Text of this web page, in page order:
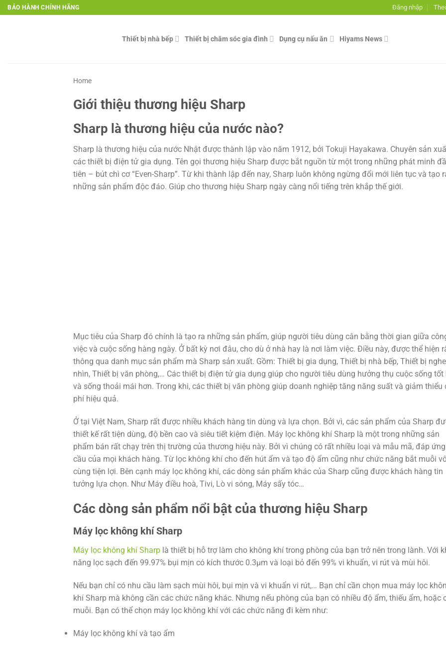
Skip
to
BẢO HÀNH CHÍNH HÃNG Đăng nhập
Thiết bị nhà bếp Thiết bị chăm sóc gia đình Dụng cụ nấu ăn Hiyams News
Home
Giới thiệu thương hiệu Sharp
Sharp là thương hiệu của nước nào?
Sharp là thương hiệu của nước Nhật được thành lập vào năm 1912, bởi Tokuji Hayakawa. Chuyên sản
các thiết bị điện tử gia dụng. Tên gọi thương hiệu Sharp được bắt nguồn từ một trong những phát minh
tiên – bút chì cơ “Even-Sharp”. Từ khi thành lập đến nay, Sharp luôn không ngừng đổi mới liên tục và tạo
những sản phẩm độc đáo. Giúp cho thương hiệu Sharp ngày càng nổi tiếng trên khắp thế giới.
Mục tiêu của Sharp đó chính là tạo ra những sản phẩm, giúp người tiêu dùng cân bằng thời gian giữa
việc và cuộc sống hàng ngày. Ở bất kỳ nơi đâu, cho dù ở nhà hay là nơi làm việc. Điều này, được thể hiện
thông qua danh mục sản phẩm mà Sharp sản xuất. Gồm: Thiết bị gia dụng, Thiết bị nhà bếp, Thiết bị nghe
nhìn, Thiết bị văn phòng,… Các thiết bị điện tử gia dụng giúp cho người tiêu dùng hưởng thụ cuộc sống tốt
và sống thoải mái hơn. Trong khi, các thiết bị văn phòng giúp doanh nghiệp tăng năng suất và giảm thiểu
phí hiệu quả.
Ở tại Việt Nam, Sharp rất được nhiều khách hàng tin dùng và lựa chọn. Bởi vì, các sản phẩm của Sharp
thiết kế rất tiện dùng, độ bền cao và siêu tiết kiệm điện. Máy lọc không khí Sharp là một trong những sản
phẩm bán rất chạy trên thị trường của thương hiệu này. Bởi vì chúng có rất nhiều loại và mẫu mã, đáp
cầu của mọi khách hàng. Từ lọc không khí cho đến hút ẩm và tạo độ ẩm cũng như chức năng bắt muỗi
cùng tiện lợi. Bên cạnh máy lọc không khí, các dòng sản phẩm khác của Sharp cũng được khách hàng tin
tưởng lựa chọn. Như Máy điều hoà, Tivi, Lò vi sóng, Máy sấy tóc…
Các dòng sản phẩm nổi bật của thương hiệu Sharp
Máy lọc không khí Sharp
Máy lọc không khí Sharp là thiết bị hỗ trợ làm cho không khí trong phòng của bạn trở nên trong lành. Với
năng lọc sạch đến 99.97% bụi mịn có kích thước 0.3µm và loại bỏ đến 99% vi khuẩn, vi rút và mùi hôi.
Nếu bạn chỉ có nhu cầu làm sạch mùi hôi, bụi mịn và vi khuẩn vi rút,… Bạn chỉ cần chọn mua máy lọc
khí Sharp mà không cần các chức năng khác. Nhưng nếu phòng của bạn có nhiều độ ẩm, thiếu ẩm, hoặc
muỗi. Bạn có thể chọn máy lọc không khí với các chức năng đi kèm như:
Máy lọc không khí và tạo ẩm